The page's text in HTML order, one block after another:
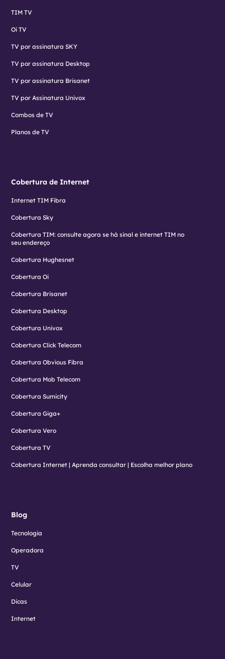
TIM TV
Oi TV
TV por assinatura SKY
TV por assinatura Desktop
TV por assinatura Brisanet
TV por Assinatura Univox
Combos de TV
Planos de TV
Cobertura de Internet
Internet TIM Fibra
Cobertura Sky
Cobertura TIM: consulte agora se há sinal e internet TIM no
seu endereço
Cobertura Hughesnet
Cobertura Oi
Cobertura Brisanet
Cobertura Desktop
Cobertura Univox
Cobertura Click Telecom
Cobertura Obvious Fibra
Cobertura Mob Telecom
Cobertura Sumicity
Cobertura Giga+
Cobertura Vero
Cobertura TV
Cobertura Internet | Aprenda consultar | Escolha melhor plano
Blog
Tecnologia
Operadora
TV
Celular
Dicas
Internet